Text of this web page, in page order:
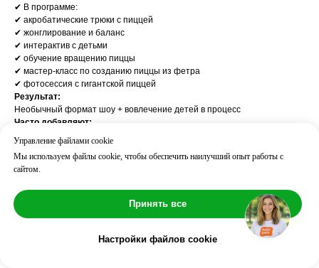
✔ В программе:
✔ акробатические трюки с пиццей
✔ жонглирование и баланс
✔ интерактив с детьми
✔ обучение вращению пиццы
✔ мастер-класс по созданию пиццы из фетра
✔ фотосессия с гигантской пиццей
Результат:
Необычный формат шоу + вовлечение детей в процесс
Часто добавляют:
Мини-диско / Сладкое шоу
Возраст: 4
Длительность: ⏱ 30 мин
Количество детей: до 10
Управление файлами cookie
Мы используем файлы cookie, чтобы обеспечить наилучший опыт работы с
сайтом.
Принять все
Настройки файлов cookie